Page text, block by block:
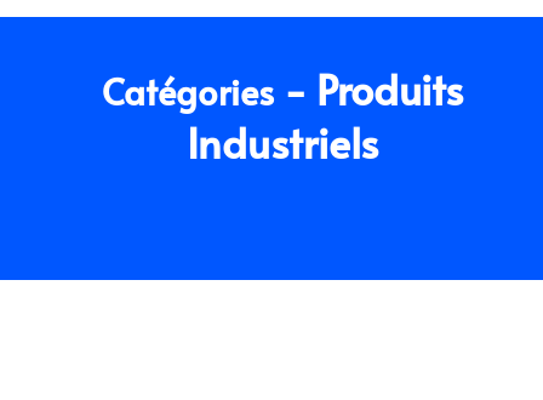
Catégories- Produits
Industriels